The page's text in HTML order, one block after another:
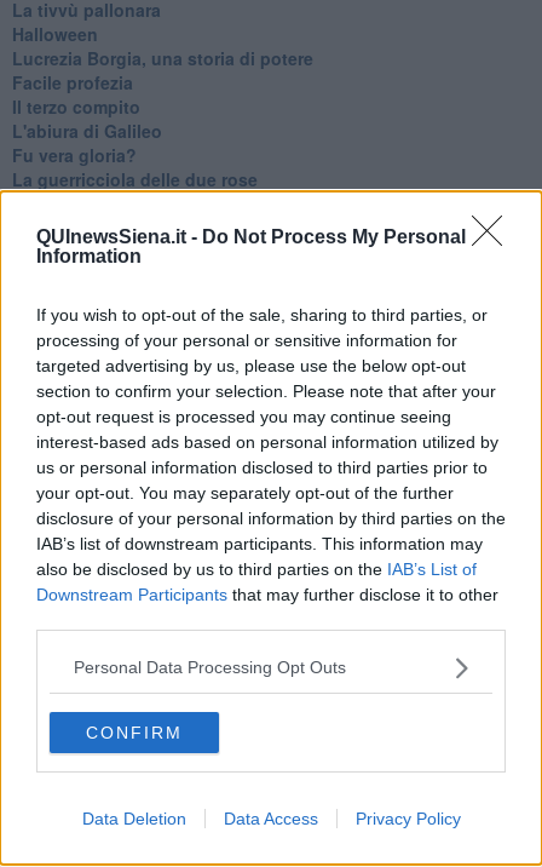
QUInewsSiena.it - Do Not Process My Personal
Information
If you wish to opt-out of the sale, sharing to third parties, or
processing of your personal or sensitive information for
targeted advertising by us, please use the below opt-out
section to confirm your selection. Please note that after your
opt-out request is processed you may continue seeing
interest-based ads based on personal information utilized by
us or personal information disclosed to third parties prior to
your opt-out. You may separately opt-out of the further
disclosure of your personal information by third parties on the
IAB’s list of downstream participants. This information may
also be disclosed by us to third parties on the IAB’s List of
Downstream Participants that may further disclose it to other
Personal Data Processing Opt Outs
CONFIRM
Data Deletion Data Access Privacy Policy
La tivvù pallonara
Halloween
​Lucrezia Borgia, una storia di potere
Facile profezia
Il terzo compito
L'abiura di Galileo
Fu vera gloria?
La guerricciola delle due rose
Alla fermata dell'autobus
La repressione sessuale per sentito dire
Esequie solenni
Nostalgia del sangue blu
Teste calde
Non avere e non essere
Armiamoci e... avviatevi
Da Capodanno a Carnevale
Schizzi di fango
Sor-riso amaro
Fine anno al ristorante
La festa di Capodanno
Natale 2024
Re e regnanti
Come rubare allo stato e vivere felici
Una performance
Il compagno
​Io (allo specchio)
Tramonto
Passato, presente, futuro
Il giorno dei saldi
L'ultimo post